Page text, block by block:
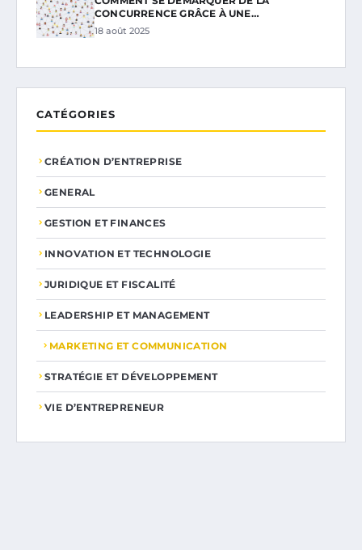
CONCURRENCE GRÂCE À UNE…
18 août 2025
CATÉGORIES
CRÉATION D’ENTREPRISE
GENERAL
GESTION ET FINANCES
INNOVATION ET TECHNOLOGIE
JURIDIQUE ET FISCALITÉ
LEADERSHIP ET MANAGEMENT
MARKETING ET COMMUNICATION
STRATÉGIE ET DÉVELOPPEMENT
VIE D’ENTREPRENEUR